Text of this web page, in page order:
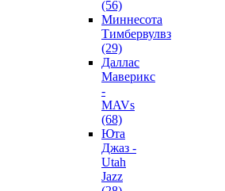
(56)
Миннесота
Тимбервулвз
(29)
Даллас
Маверикс
-
MAVs
(68)
Юта
Джаз -
Utah
Jazz